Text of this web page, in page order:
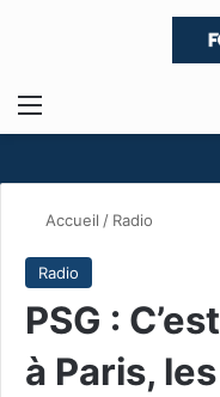
Menu
Accueil / Radio
Radio
PSG :
à Paris,